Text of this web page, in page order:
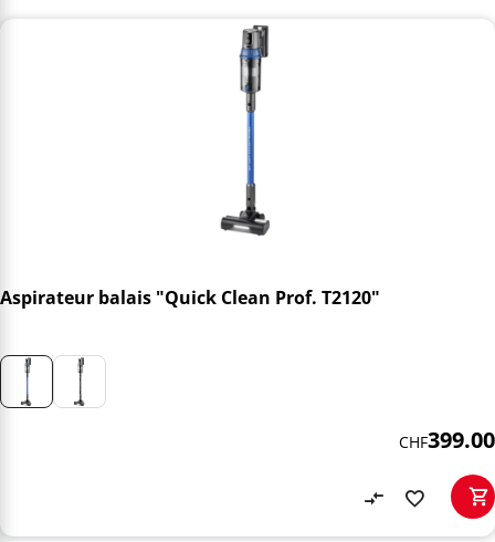
Aspirateur balais "Quick Clean Prof. T2120"
CHF399.00